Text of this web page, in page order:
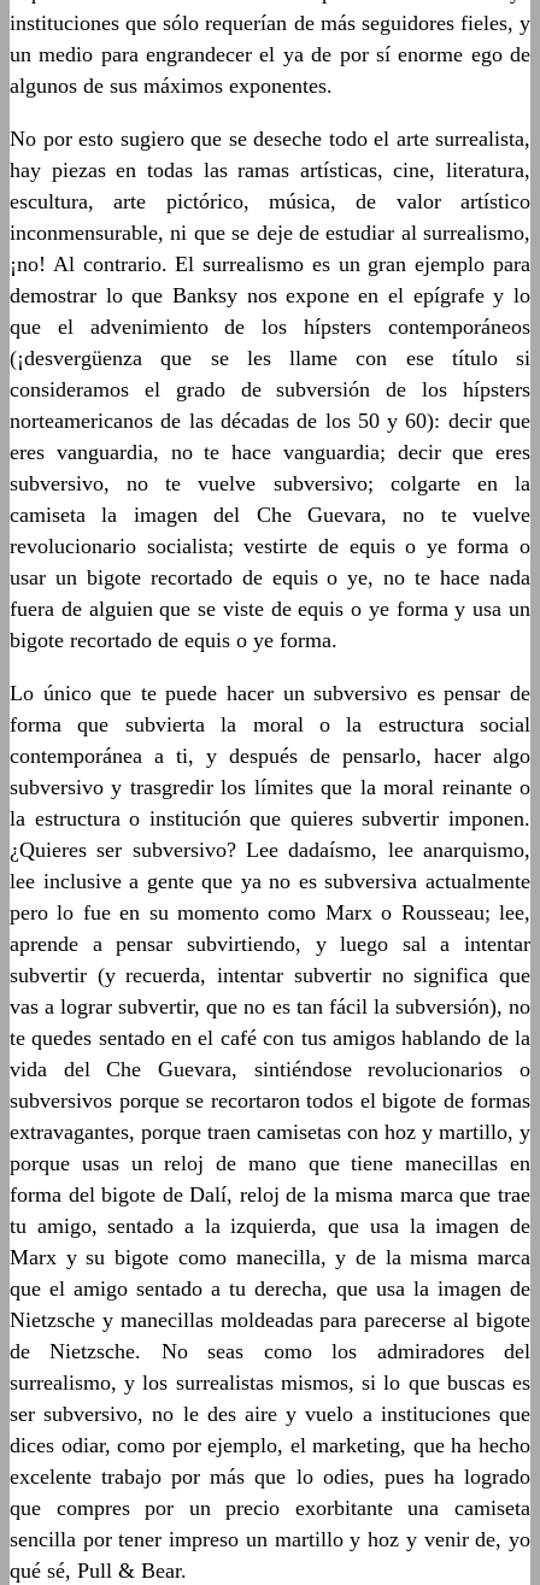
instituciones que sólo requerían de más seguidores fieles, y
un medio para engrandecer el ya de por sí enorme ego de
algunos de sus máximos exponentes.
No por esto sugiero que se deseche todo el arte surrealista,
hay piezas en todas las ramas artísticas, cine, literatura,
escultura, arte pictórico, música, de valor artístico
inconmensurable, ni que se deje de estudiar al surrealismo,
¡no! Al contrario. El surrealismo es un gran ejemplo para
demostrar lo que Banksy nos expone en el epígrafe y lo
que el advenimiento de los hípsters contemporáneos
(¡desvergüenza que se les llame con ese título si
consideramos el grado de subversión de los hípsters
norteamericanos de las décadas de los 50 y 60): decir que
eres vanguardia, no te hace vanguardia; decir que eres
subversivo, no te vuelve subversivo; colgarte en la
camiseta la imagen del Che Guevara, no te vuelve
revolucionario socialista; vestirte de equis o ye forma o
usar un bigote recortado de equis o ye, no te hace nada
fuera de alguien que se viste de equis o ye forma y usa un
bigote recortado de equis o ye forma.
Lo único que te puede hacer un subversivo es pensar de
forma que subvierta la moral o la estructura social
contemporánea a ti, y después de pensarlo, hacer algo
subversivo y trasgredir los límites que la moral reinante o
la estructura o institución que quieres subvertir imponen.
¿Quieres ser subversivo? Lee dadaísmo, lee anarquismo,
lee inclusive a gente que ya no es subversiva actualmente
pero lo fue en su momento como Marx o Rousseau; lee,
aprende a pensar subvirtiendo, y luego sal a intentar
subvertir (y recuerda, intentar subvertir no significa que
vas a lograr subvertir, que no es tan fácil la subversión), no
te quedes sentado en el café con tus amigos hablando de la
vida del Che Guevara, sintiéndose revolucionarios o
subversivos porque se recortaron todos el bigote de formas
extravagantes, porque traen camisetas con hoz y martillo, y
porque usas un reloj de mano que tiene manecillas en
forma del bigote de Dalí, reloj de la misma marca que trae
tu amigo, sentado a la izquierda, que usa la imagen de
Marx y su bigote como manecilla, y de la misma marca
que el amigo sentado a tu derecha, que usa la imagen de
Nietzsche y manecillas moldeadas para parecerse al bigote
de Nietzsche. No seas como los admiradores del
surrealismo, y los surrealistas mismos, si lo que buscas es
ser subversivo, no le des aire y vuelo a instituciones que
dices odiar, como por ejemplo, el marketing, que ha hecho
excelente trabajo por más que lo odies, pues ha logrado
que compres por un precio exorbitante una camiseta
sencilla por tener impreso un martillo y hoz y venir de, yo
qué sé, Pull & Bear.